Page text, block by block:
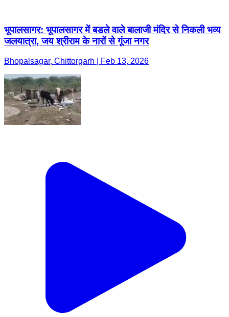
भूपालसागर: भूपालसागर में बडले वाले बालाजी मंदिर से निकली भव्य
जलयात्रा, जय श्रीराम के नारों से गूंजा नगर
Bhopalsagar, Chittorgarh | Feb 13, 2026